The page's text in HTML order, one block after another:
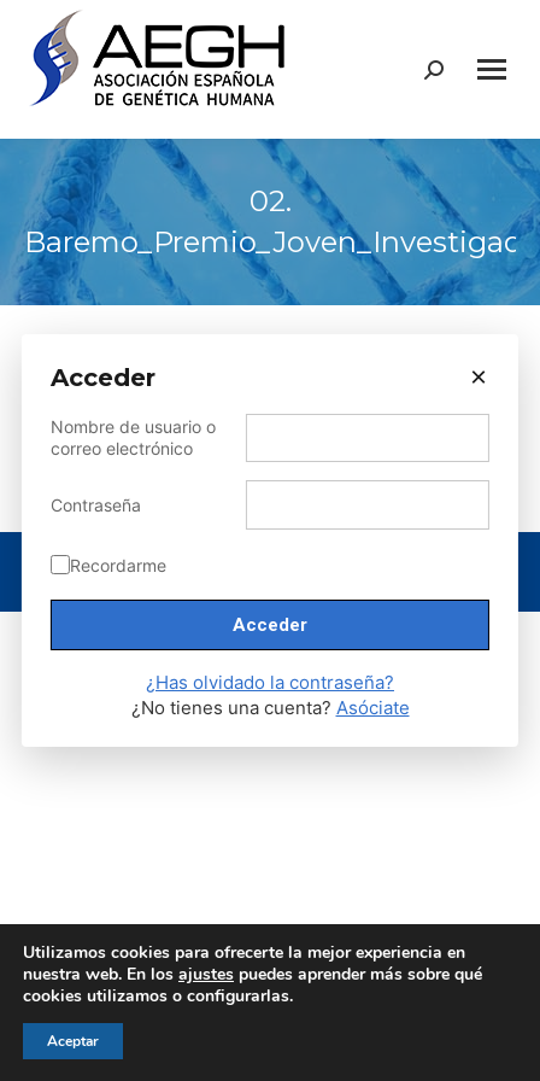
Buscar:
02.
Sorry, but you do not have permission to view this content.
© AEGH - Todos los derechos reservados
Utilizamos cookies para ofrecerte la mejor experiencia en
nuestra web. En los ajustes puedes aprender más sobre qué
cookies utilizamos o configurarlas.
Aceptar
Acceder ×
Nombre de usuario o
correo electrónico
Contraseña
Recordarme
¿Has olvidado la contraseña?
¿No tienes una cuenta? Asóciate